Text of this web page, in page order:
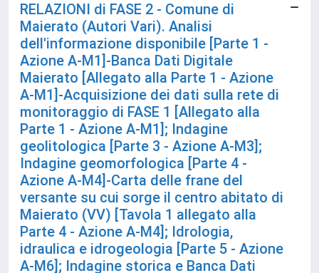
RELAZIONI di FASE 2 - Comune di
Maierato (Autori Vari). Analisi
dell'informazione disponibile [Parte 1 -
Azione A-M1]-Banca Dati Digitale
Maierato [Allegato alla Parte 1 - Azione
A-M1]-Acquisizione dei dati sulla rete di
monitoraggio di FASE 1 [Allegato alla
Parte 1 - Azione A-M1]; Indagine
geolitologica [Parte 3 - Azione A-M3];
Indagine geomorfologica [Parte 4 -
Azione A-M4]-Carta delle frane del
versante su cui sorge il centro abitato di
Maierato (VV) [Tavola 1 allegato alla
Parte 4 - Azione A-M4]; Idrologia,
idraulica e idrogeologia [Parte 5 - Azione
A-M6]; Indagine storica e Banca Dati